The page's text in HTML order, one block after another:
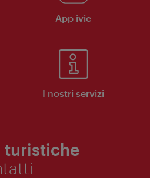
App ivie
I nostri servizi
turistiche